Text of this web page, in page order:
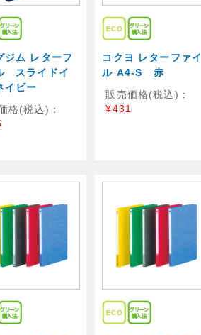
ジム レターフ
スライドイ
ビー
格(税込)：
コクヨ レターファイ
ル A4-S 赤
販売価格(税込)：
¥431